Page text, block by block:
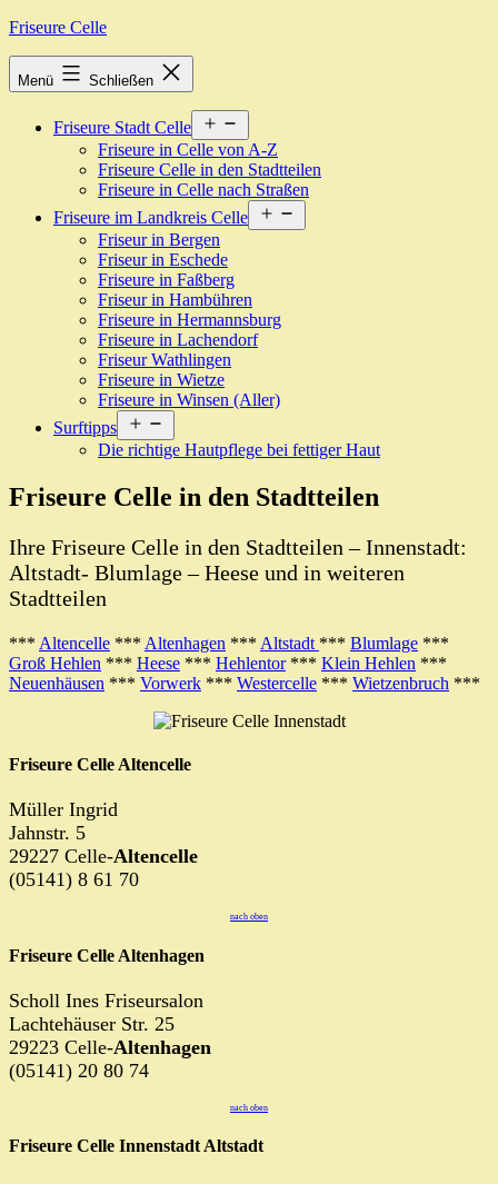
Zum
springen
Friseure Celle
Menü Schließen
Friseure Stadt Celle
öffnen
Friseure in Celle von A-Z
Friseure Celle in den Stadtteilen
Friseure in Celle nach Straßen
Friseure im Landkreis Celle
öffnen
Friseur in Bergen
Friseur in Eschede
Friseure in Faßberg
Friseur in Hambühren
Friseure in Hermannsburg
Friseure in Lachendorf
Friseur Wathlingen
Friseure in Wietze
Friseure in Winsen (Aller)
Surftipps
öffnen
Die richtige Hautpflege bei fettiger Haut
Friseure Celle in den Stadtteilen
Ihre Friseure Celle in den Stadtteilen – Innenstadt:
Altstadt- Blumlage – Heese und in weiteren
Stadtteilen
*** Altencelle *** Altenhagen *** Altstadt *** Blumlage ***
Groß Hehlen *** Heese *** Hehlentor*** Klein Hehlen ***
Neuenhäusen *** Vorwerk *** Westercelle *** Wietzenbruch ***
Friseure Celle Altencelle
Müller Ingrid
Jahnstr. 5
29227 Celle-Altencelle
(05141) 8 61 70
nach oben
Friseure Celle Altenhagen
Scholl Ines Friseursalon
Lachtehäuser Str. 25
29223 Celle-Altenhagen
(05141) 20 80 74
nach oben
Friseure Celle Innenstadt Altstadt